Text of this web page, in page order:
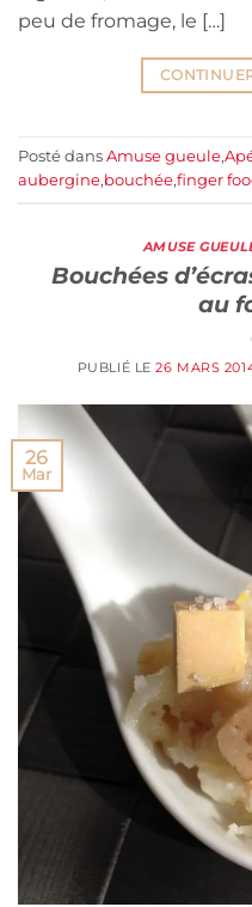
peu de fromage, le […]
Posté dans Amuse gueule,
aubergine,bouchée,finger
AMUSE
Bouchées
au
PUBLIÉ LE26 MARS
26
Mar